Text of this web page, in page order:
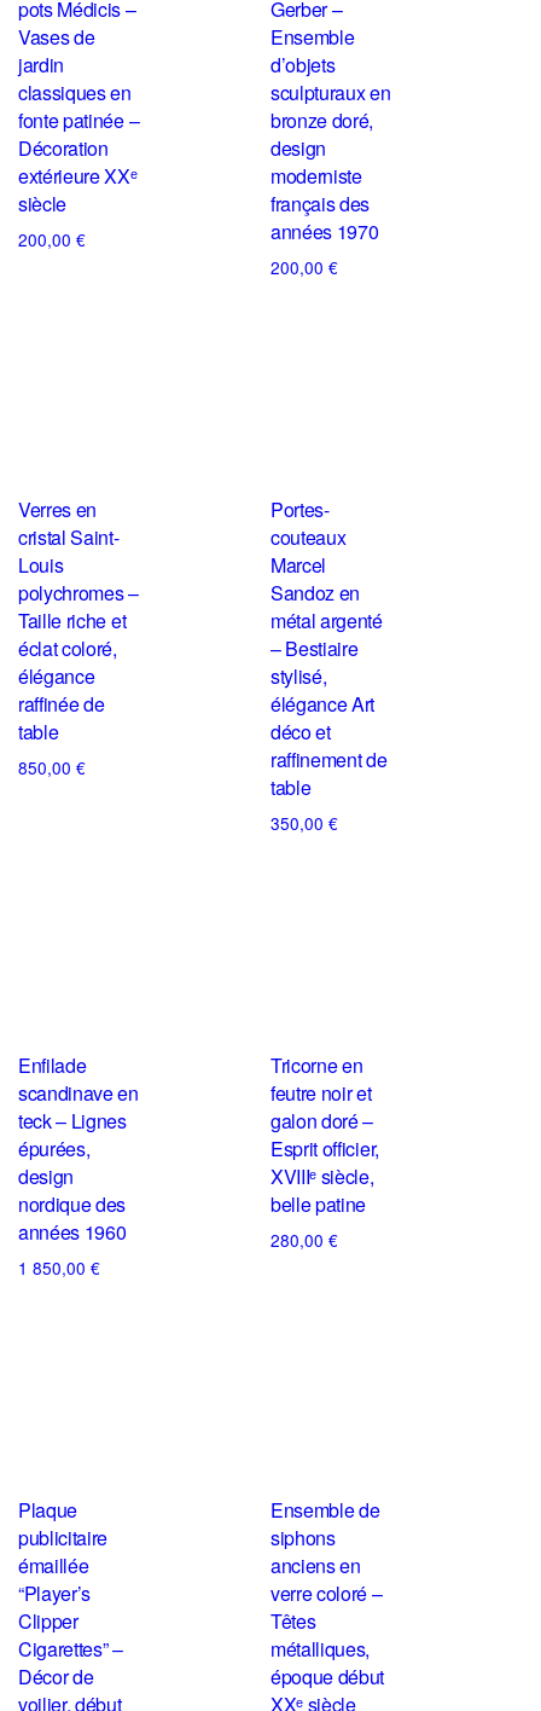
pots Médicis –
Vases de
jardin
classiques en
fonte patinée –
Décoration
extérieure XXᵉ
siècle
200,00 €
Gerber –
Ensemble
d’objets
sculpturaux en
bronze doré,
design
moderniste
français des
années 1970
200,00 €
Verres en
cristal Saint-
Louis
polychromes –
Taille riche et
éclat coloré,
élégance
raffinée de
table
850,00 €
Portes-
couteaux
Marcel
Sandoz en
métal argenté
– Bestiaire
stylisé,
élégance Art
déco et
raffinement de
table
350,00 €
Enfilade
scandinave en
teck – Lignes
épurées,
design
nordique des
années 1960
1 850,00 €
Tricorne en
feutre noir et
galon doré –
Esprit officier,
XVIIIᵉ siècle,
belle patine
280,00 €
Plaque
publicitaire
émaillée
“Player’s
Clipper
Cigarettes” –
Décor de
voilier, début
Ensemble de
siphons
anciens en
verre coloré –
Têtes
métalliques,
époque début
XXᵉ siècle